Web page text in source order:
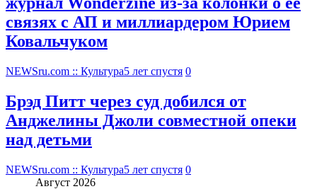
связях с АП и миллиардером Юрием
Ковальчуком
NEWSru.com :: Культура5 лет спустя 0
Брэд Питт через суд добился от
Анджелины Джоли совместной опеки
над детьми
NEWSru.com :: Культура5 лет спустя 0
Август 2026